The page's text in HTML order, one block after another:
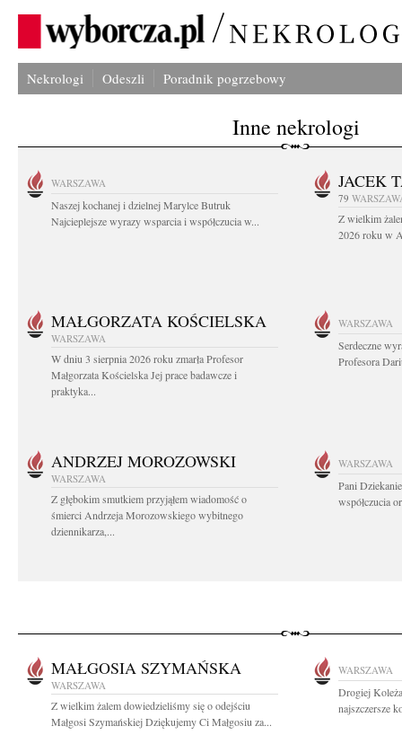
Nekrologi Odeszli Poradnik pogrzebowy
Inne nekrologi
WARSZAWA
Naszej kochanej i dzielnej Marylce Butruk
Najcieplejsze wyrazy wsparcia i współczucia w...
JACEK
79
Z wielkim
2026 roku w
MAŁGORZATA KOŚCIELSKA
WARSZAWA
W dniu 3 sierpnia 2026 roku zmarła Profesor
Małgorzata Kościelska Jej prace badawcze i
praktyka...
WARSZAWA
Serdeczne
Profesora
ANDRZEJ MOROZOWSKI
WARSZAWA
Z głębokim smutkiem przyjąłem wiadomość o
śmierci Andrzeja Morozowskiego wybitnego
dziennikarza,...
WARSZAWA
Pani
współczucia
MAŁGOSIA SZYMAŃSKA
WARSZAWA
Z wielkim żalem dowiedzieliśmy się o odejściu
Małgosi Szymańskiej Dziękujemy Ci Małgosiu za...
WARSZAWA
Drogiej
najszczersze